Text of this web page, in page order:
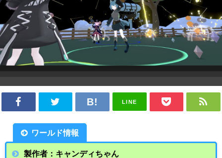
LINE
ワールド情報
製作者：キャンディちゃん